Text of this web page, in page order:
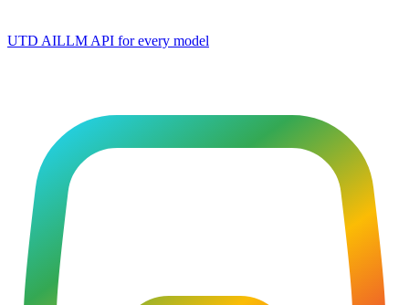
UTD AILLM API for every model